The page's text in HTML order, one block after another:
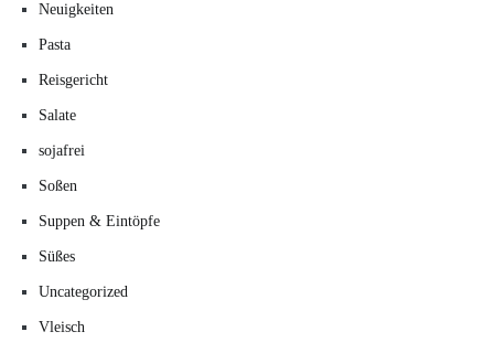
Neuigkeiten
Pasta
Reisgericht
Salate
sojafrei
Soßen
Suppen & Eintöpfe
Süßes
Uncategorized
Vleisch